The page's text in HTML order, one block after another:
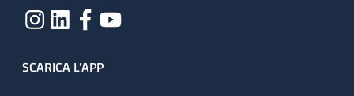
SCARICA L'APP